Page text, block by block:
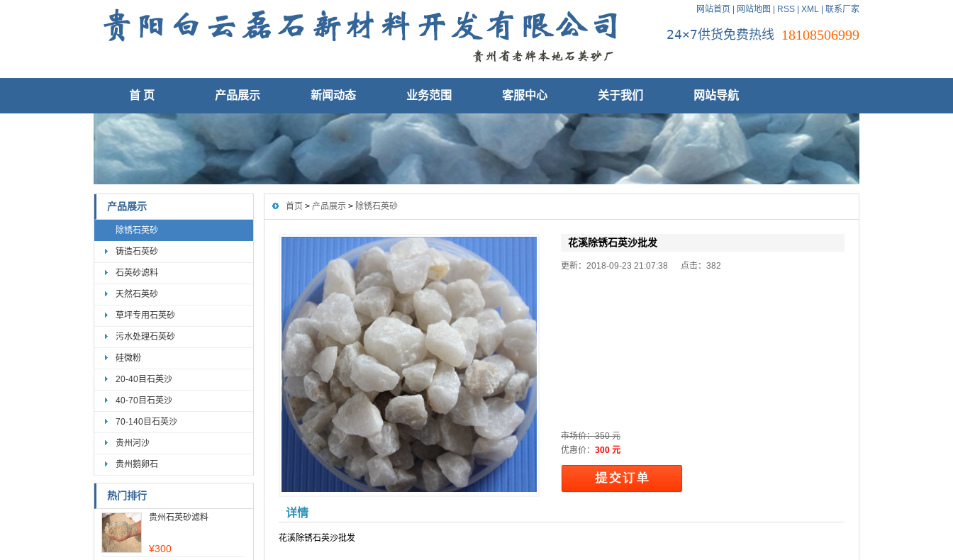
网站首页 网站地图 RSS XML 联系厂家
18108506999
24×7供货免费热线
首 页 产品展示 新闻动态 业务范围 客服中心 关于我们 网站导航
产品展示
除锈石英砂
铸造石英砂
石英砂滤料
天然石英砂
草坪专用石英砂
污水处理石英砂
硅微粉
20-40目石英沙
40-70目石英沙
70-140目石英沙
贵州河沙
贵州鹅卵石
热门排行
贵州石英砂滤料
¥300
首页 > 产品展示 > 除锈石英砂
花溪除锈石英沙批发
更新：2018-09-23 21:07:38 点击： 382
市场价：350 元
优惠价： 300 元
详情
花溪除锈石英沙批发